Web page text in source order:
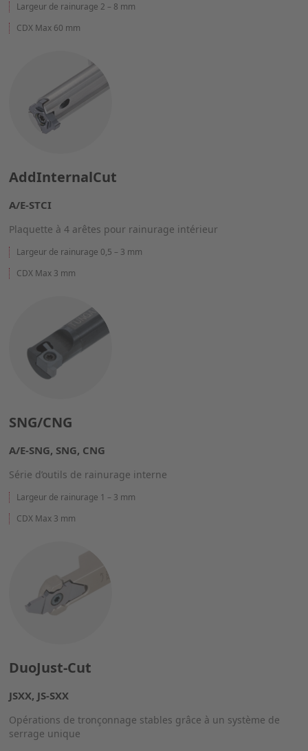
Largeur de rainurage 2 – 8 mm
CDX Max 60 mm
AddInternalCut
A/E-STCI
Plaquette à 4 arêtes pour rainurage intérieur
Largeur de rainurage 0,5 – 3 mm
CDX Max 3 mm
SNG/CNG
A/E-SNG, SNG, CNG
Série d’outils de rainurage interne
Largeur de rainurage 1 – 3 mm
CDX Max 3 mm
DuoJust-Cut
JSXX, JS-SXX
Opérations de tronçonnage stables grâce à un système de
serrage unique